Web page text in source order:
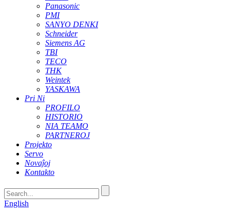
Panasonic
PMI
SANYO DENKI
Schneider
Siemens AG
TBI
TECO
THK
Weintek
YASKAWA
Pri Ni
PROFILO
HISTORIO
NIA TEAMO
PARTNEROJ
Projekto
Servo
Novaĵoj
Kontakto
English